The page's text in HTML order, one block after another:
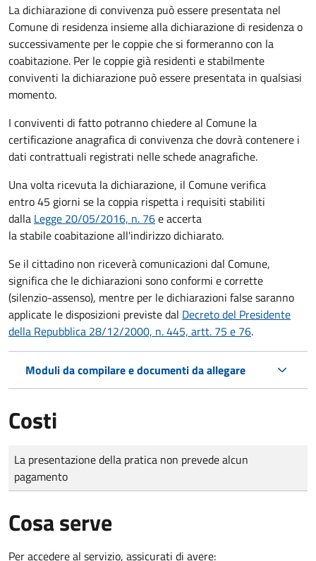
La dichiarazione di convivenza può essere presentata nel
Comune di residenza insieme alla dichiarazione di residenza o
successivamente per le coppie che si formeranno con la
coabitazione. Per le coppie già residenti e stabilmente
conviventi la dichiarazione può essere presentata in qualsiasi
momento.
I conviventi di fatto potranno chiedere al Comune la
certificazione anagrafica di convivenza che dovrà contenere i
dati contrattuali registrati nelle schede anagrafiche.
Una volta ricevuta la dichiarazione, il Comune verifica
entro 45 giorni se la coppia rispetta i requisiti stabiliti
dalla Legge 20/05/2016, n. 76e accerta
la stabile coabitazione all'indirizzo dichiarato.
Se il cittadino non riceverà comunicazioni dal Comune,
significa che le dichiarazioni sono conformi e corrette
(silenzio-assenso), mentre per le dichiarazioni false saranno
applicate le disposizioni previste dal Decreto del Presidente
della Repubblica 28/12/2000, n. 445, artt. 75 e 76.
Moduli da compilare e documenti da allegare
Costi
Tipo di pagamento
Importo
La presentazione della pratica non prevede alcun
pagamento
Cosa serve
Per accedere al servizio, assicurati di avere: